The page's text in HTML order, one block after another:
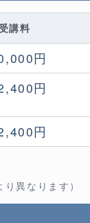
講料
円
円
円
異なります）